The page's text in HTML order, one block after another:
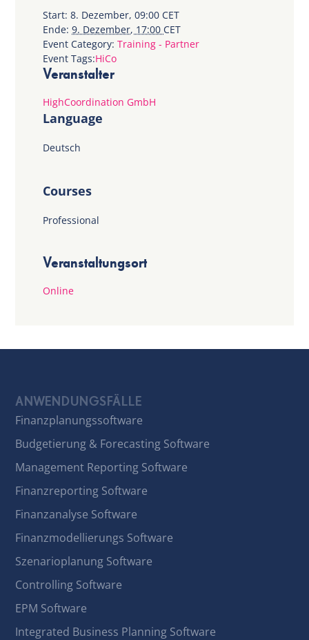
Start: 8. Dezember, 09:00CET
Ende: 9. Dezember, 17:00CET
Event Category: Training - Partner
Event Tags:HiCo
Veranstaltungsort
Online
Veranstalter
HighCoordination GmbH
Language
Deutsch
Courses
Professional
ANWENDUNGSFÄLLE
Finanzplanungssoftware
Budgetierung & Forecasting Software
Management Reporting Software
Finanzreporting Software
Finanzanalyse Software
Finanzmodellierungs Software
Szenarioplanung Software
Controlling Software
EPM Software
Integrated Business Planning Software